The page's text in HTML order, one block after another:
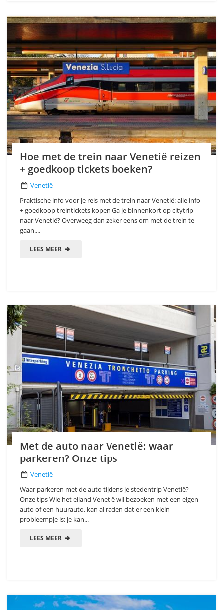
Hoe met de trein naar Venetië reizen
+ goedkoop tickets boeken?
Venetië
Praktische info voor je reis met de trein naar Venetië: alle info
+ goedkoop treintickets kopen Ga je binnenkort op citytrip
naar Venetië? Overweeg dan zeker eens om met de trein te
gaan....
LEES MEER
Met de auto naar Venetië: waar
parkeren? Onze tips
Venetië
Waar parkeren met de auto tijdens je stedentrip Venetië?
Onze tips Wie het eiland Venetië wil bezoeken met een eigen
auto of een huurauto, kan al raden dat er een klein
probleempje is: je kan...
LEES MEER